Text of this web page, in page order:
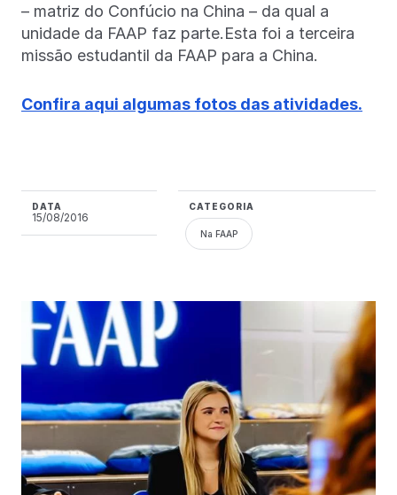
– matriz do Confúcio na China – da qual a
unidade da FAAP faz parte.Esta foi a terceira
missão estudantil da FAAP para a China.
Confira aqui algumas fotos das atividades.
DATA
15/08/2016
CATEGORIA
Na FAAP